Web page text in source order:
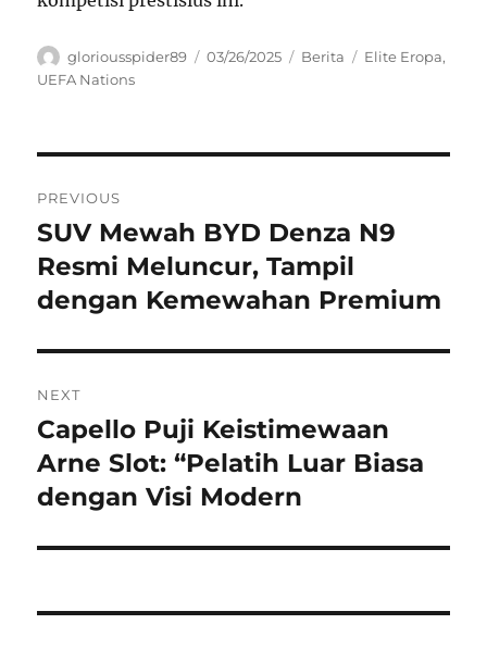
Author
gloriousspider89
Posted
03/26/2025 Categories
Berita Tags
Elite Eropa,
UEFA Nations
pos
PREVIOUS
Previous
post:
SUV Mewah BYD Denza N9
Resmi Meluncur, Tampil
dengan Kemewahan Premium
NEXT
Next
post:
Capello Puji Keistimewaan
Arne Slot: “Pelatih Luar Biasa
dengan Visi Modern